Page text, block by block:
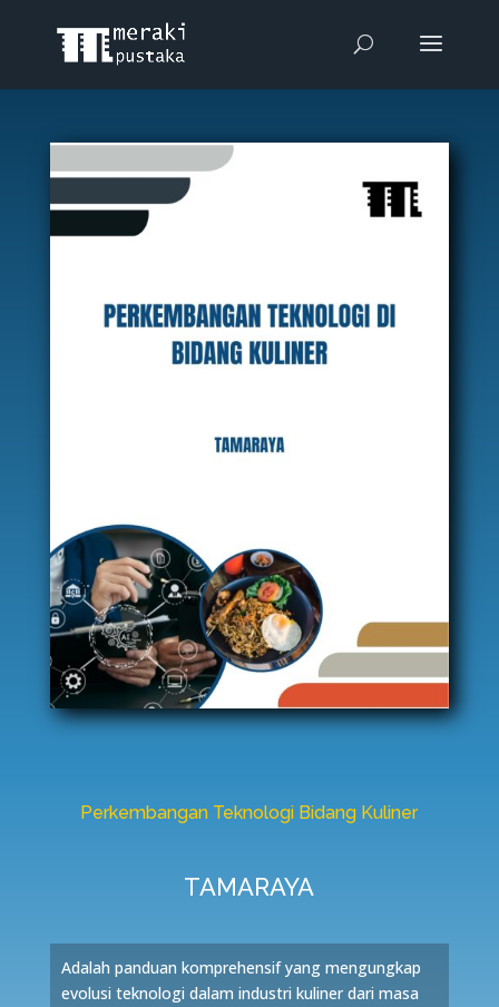
Perkembangan Teknologi Bidang Kuliner
TAMARAYA
Adalah panduan komprehensif yang mengungkap
evolusi teknologi dalam industri kuliner dari masa